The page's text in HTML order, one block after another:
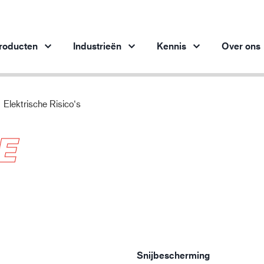
Automobielindustrie
Staalindustrie
Industrieën Kennis
Onze innovatieve producten
Over ons
Elektrische Risico‘s
Snijbescherming